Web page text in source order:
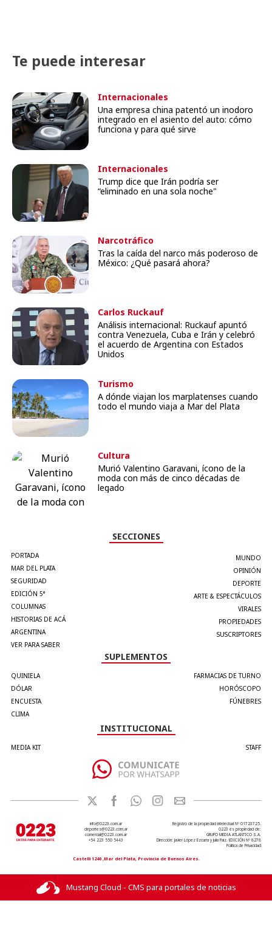
Te puede interesar
Internacionales
Una empresa china patentó un inodoro
integrado en el asiento del auto: cómo
funciona y para qué sirve
Internacionales
Trump dice que Irán podría ser
“eliminado en una sola noche"
Narcotráfico
Tras la caída del narco más poderoso de
México: ¿Qué pasará ahora?
Carlos Ruckauf
Análisis internacional: Ruckauf apuntó
contra Venezuela, Cuba e Irán y celebró
el acuerdo de Argentina con Estados
Unidos
Turismo
A dónde viajan los marplatenses cuando
todo el mundo viaja a Mar del Plata
Cultura
Murió Valentino Garavani, ícono de la
moda con más de cinco décadas de
legado
SECCIONES
PORTADA
MAR DEL PLATA
SEGURIDAD
EDICIÓN 5°
COLUMNAS
HISTORIAS DE ACÁ
ARGENTINA
VER PARA SABER
MUNDO
OPINIÓN
DEPORTE
ARTE & ESPECTÁCULOS
VIRALES
PROPIEDADES
SUSCRIPTORES
SUPLEMENTOS
QUINIELA
DÓLAR
ENCUESTA
CLIMA
FARMACIAS DE TURNO
HORÓSCOPO
FÚNEBRES
INSTITUCIONAL
MEDIA KIT STAFF
info@0223.com.ar
deportes@0223.com.ar
comercial@0223.com.ar
+54 223 550 5443
Registro de la propiedad intelectual Nº 01723725.
0223 es propiedad de:
GRUPO MEDIA ATLANTICO S.A.
Dirección: Javier López Ezcurra y Julia Paiz. EDICIÓN Nº 8278
Política de Privacidad
Castelli 1240 ,Mar del Plata, Provincia de Buenos Aires.
Mustang Cloud - CMS para portales de noticias